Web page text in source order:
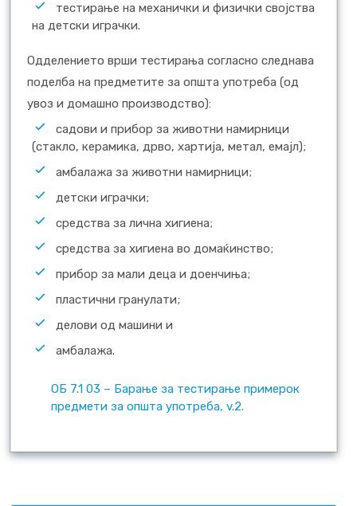
тестирање на механички и физички својства
на детски играчки.
Одделението врши тестирања согласно следнава
поделба на предметите за општа употреба (од
увоз и домашно производство):
садови и прибор за животни намирници
(стакло, керамика, дрво, хартија, метал, емајл);
амбалажа за животни намирници;
детски играчки;
средства за лична хигиена;
средства за хигиена во домаќинство;
прибор за мали деца и доенчиња;
пластични гранулати;
делови од машини и
амбалажа.
ОБ 7.1 03 – Барање за тестирање примерок
предмети за општа употреба, v.2.